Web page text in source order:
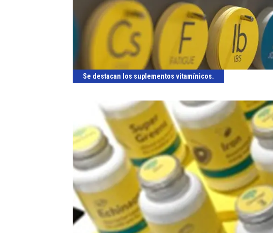
Se destacan los suplementos vitamínicos.